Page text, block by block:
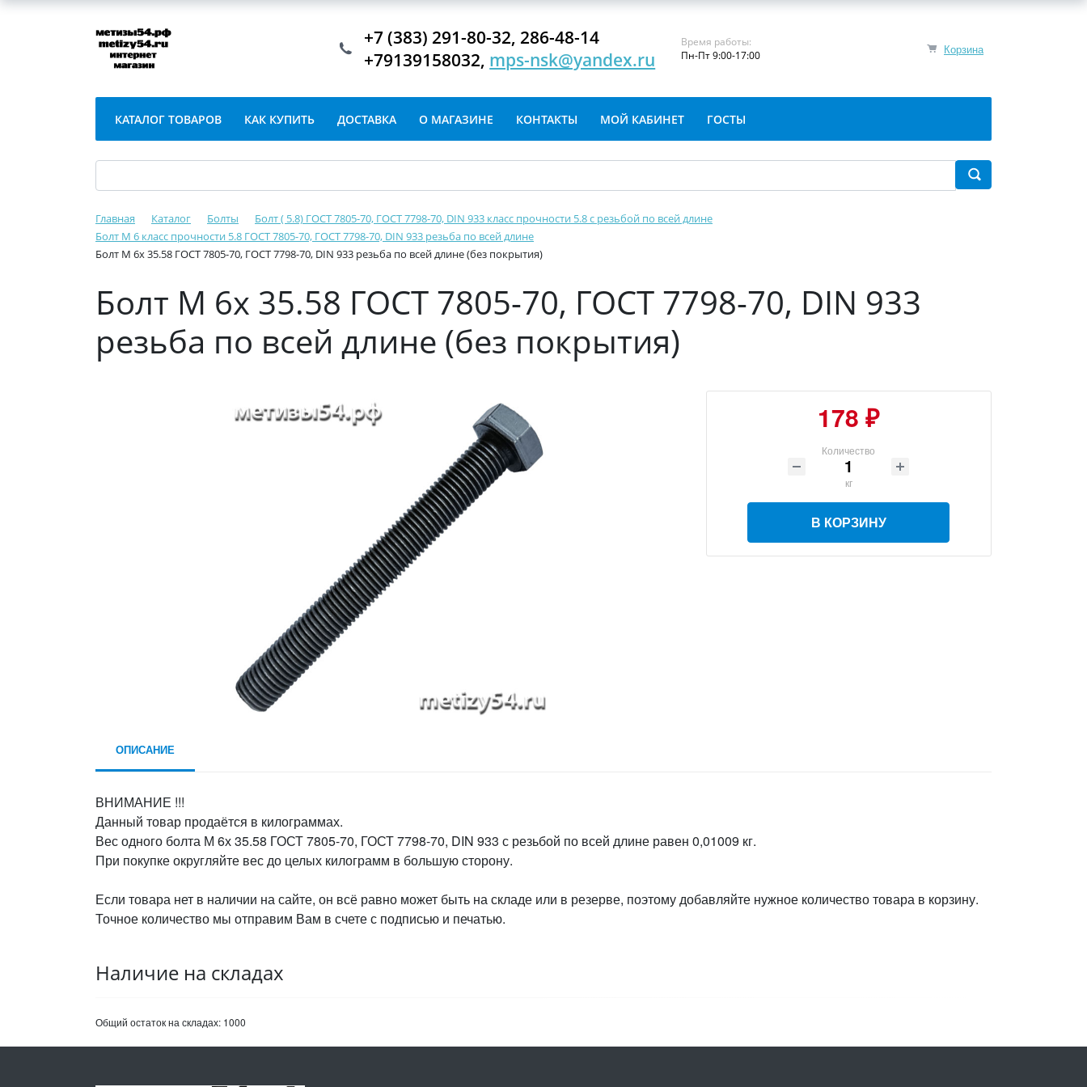
Корзина
+7 (383) 291-80-32, 286-48-14
+79139158032, mps-nsk@yandex.ru
Время работы:
Пн-Пт 9:00-17:00
КАТАЛОГ ТОВАРОВ КАК КУПИТЬ ДОСТАВКА О МАГАЗИНЕ КОНТАКТЫ МОЙ КАБИНЕТ ГОСТЫ
Главная Каталог Болты
Болт ( 5.8) ГОСТ 7805-70, ГОСТ 7798-70, DIN 933 класс прочности 5.8 с резьбой по всей длине
Болт М 6 класс прочности 5.8 ГОСТ 7805-70, ГОСТ 7798-70, DIN 933 резьба по всей длине
Болт М 6х 35.58 ГОСТ 7805-70, ГОСТ 7798-70, DIN 933 резьба по всей длине (без покрытия)
Болт М 6х 35.58 ГОСТ 7805-70, ГОСТ 7798-70, DIN 933
резьба по всей длине (без покрытия)
178 ₽
Количество
кг
В КОРЗИНУ
ОПИСАНИЕ
ВНИМАНИЕ !!!
Данный товар продаётся в килограммах.
Вес одного болта М 6х 35.58 ГОСТ 7805-70, ГОСТ 7798-70, DIN 933 с резьбой по всей длине равен 0,01009 кг.
При покупке округляйте вес до целых килограмм в большую сторону.
Если товара нет в наличии на сайте, он всё равно может быть на складе или в резерве, поэтому добавляйте нужное количество товара в корзину.
Точное количество мы отправим Вам в счете с подписью и печатью.
Наличие на складах
Общий остаток на складах: 1000